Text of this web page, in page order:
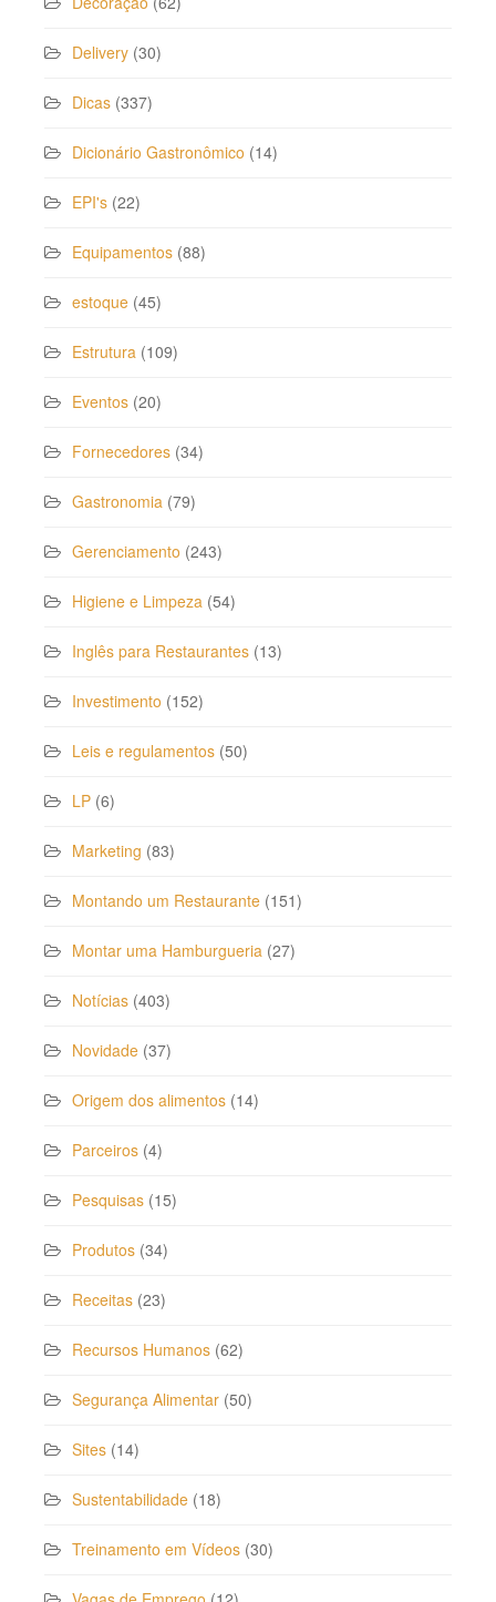
Delivery (30)
Dicas (337)
Dicionário Gastronômico (14)
EPI's (22)
Equipamentos (88)
estoque (45)
Estrutura (109)
Eventos (20)
Fornecedores (34)
Gastronomia (79)
Gerenciamento (243)
Higiene e Limpeza (54)
Inglês para Restaurantes (13)
Investimento (152)
Leis e regulamentos (50)
LP (6)
Marketing (83)
Montando um Restaurante (151)
Montar uma Hamburgueria (27)
Notícias (403)
Novidade (37)
Origem dos alimentos (14)
Parceiros (4)
Pesquisas (15)
Produtos (34)
Receitas (23)
Recursos Humanos (62)
Segurança Alimentar (50)
Sites (14)
Sustentabilidade (18)
Treinamento em Vídeos (30)